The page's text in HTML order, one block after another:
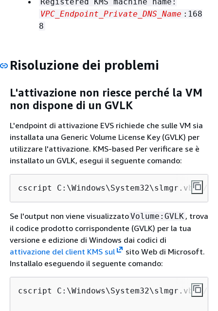
VPC_Endpoint_Private_DNS_Name :168
8
Risoluzione dei problemi
L'attivazione non riesce perché la VM
non dispone di un GVLK
L'endpoint di attivazione EVS richiede che sulle VM sia
installata una Generic Volume License Key (GVLK) per
utilizzare l'attivazione. KMS-based Per verificare se è
installato un GVLK, esegui il seguente comando:
cscript C:\Windows\System32\slmgr.vbs
Se l'output non viene visualizzatoVolume:GVLK , trova
il codice prodotto corrispondente (GVLK) per la tua
versione e edizione di Windows dai codici di
attivazione del client KMS sul
sito Web di Microsoft.
Installalo eseguendo il seguente comando:
cscript C:\Windows\System32\slmgr.vbs /